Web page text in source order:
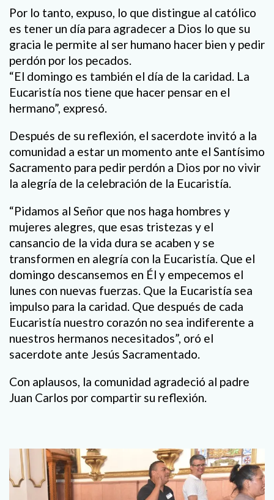
Por lo tanto, expuso, lo que distingue al católico
es tener un día para agradecer a Dios lo que su
gracia le permite al ser humano hacer bien y pedir
perdón por los pecados.
“El domingo es también el día de la caridad. La
Eucaristía nos tiene que hacer pensar en el
hermano”, expresó.
Después de su reflexión, el sacerdote invitó a la
comunidad a estar un momento ante el Santísimo
Sacramento para pedir perdón a Dios por no vivir
la alegría de la celebración de la Eucaristía.
“Pidamos al Señor que nos haga hombres y
mujeres alegres, que esas tristezas y el
cansancio de la vida dura se acaben y se
transformen en alegría con la Eucaristía. Que el
domingo descansemos en Él y empecemos el
lunes con nuevas fuerzas. Que la Eucaristía sea
impulso para la caridad. Que después de cada
Eucaristía nuestro corazón no sea indiferente a
nuestros hermanos necesitados”, oró el
sacerdote ante Jesús Sacramentado.
Con aplausos, la comunidad agradeció al padre
Juan Carlos por compartir su reflexión.